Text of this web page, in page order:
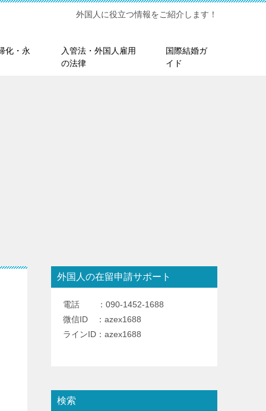
外国人に役立つ情報をご紹介します！
化・永
入管法・外国人雇用
の法律
国際結婚ガ
イド
外国人の在留申請サポート
電話 ：090-1452-1688
微信ID ：azex1688
ラインID：azex1688
検索